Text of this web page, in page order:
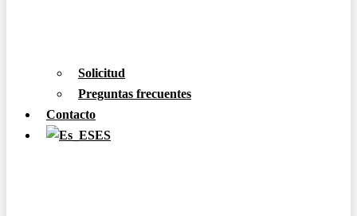
Solicitud
Preguntas frecuentes
Contacto
ES